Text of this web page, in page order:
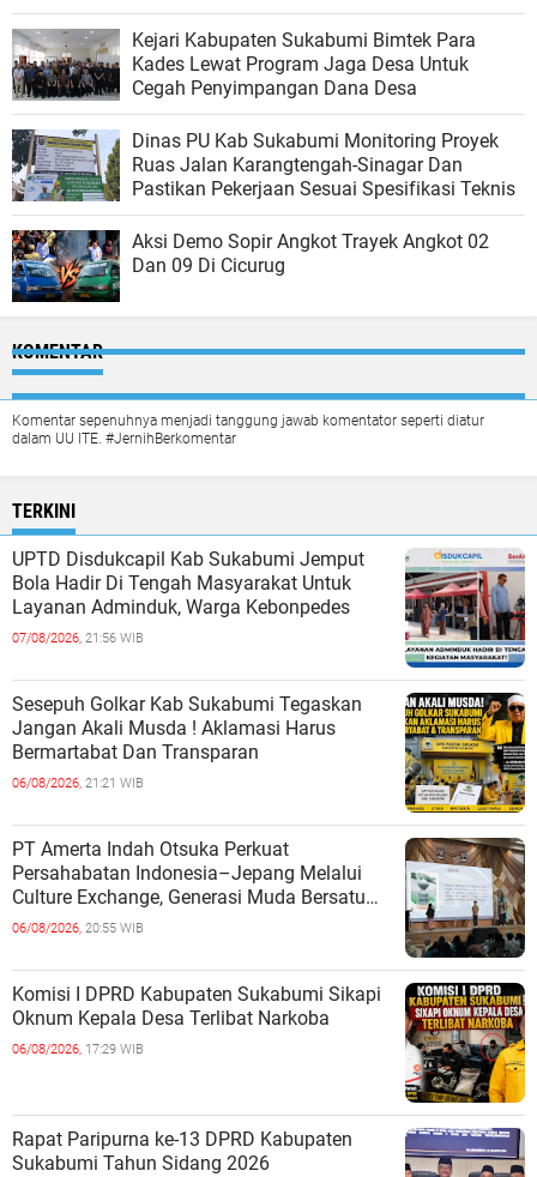
Kejari Kabupaten Sukabumi Bimtek Para
Kades Lewat Program Jaga Desa Untuk
Cegah Penyimpangan Dana Desa
Dinas PU Kab Sukabumi Monitoring Proyek
Ruas Jalan Karangtengah-Sinagar Dan
Pastikan Pekerjaan Sesuai Spesifikasi Teknis
Aksi Demo Sopir Angkot Trayek Angkot 02
Dan 09 Di Cicurug
KOMENTAR
Komentar sepenuhnya menjadi tanggung jawab komentator seperti diatur
dalam UU ITE. #JernihBerkomentar
TERKINI
UPTD Disdukcapil Kab Sukabumi Jemput
Bola Hadir Di Tengah Masyarakat Untuk
Layanan Adminduk, Warga Kebonpedes
07/08/2026, 21:56 WIB
Sesepuh Golkar Kab Sukabumi Tegaskan
Jangan Akali Musda ! Aklamasi Harus
Bermartabat Dan Transparan
06/08/2026, 21:21 WIB
PT Amerta Indah Otsuka Perkuat
Persahabatan Indonesia–Jepang Melalui
Culture Exchange, Generasi Muda Bersatu
Wujudkan Masa Depan Berkelanjutan
06/08/2026, 20:55 WIB
Komisi I DPRD Kabupaten Sukabumi Sikapi
Oknum Kepala Desa Terlibat Narkoba
06/08/2026, 17:29 WIB
Rapat Paripurna ke-13 DPRD Kabupaten
Sukabumi Tahun Sidang 2026